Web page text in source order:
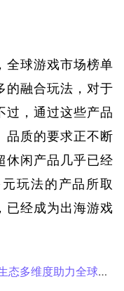
全球游戏市场榜单
的融合玩法，对于
过，通过这些产品
品质的要求正不断
休闲产品几乎已经
玩法的产品所取
已经成为出海游戏
助力全球开发者高效增长